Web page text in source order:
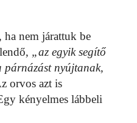
nem járattuk be
„az egyik segítő
párnázást nyújtanak,
orvos azt is
kényelmes lábbeli